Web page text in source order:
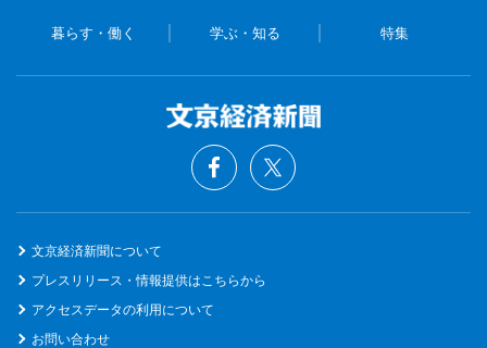
暮らす・働く 学ぶ・知る 特集
文京経済新聞について
プレスリリース・情報提供はこちらから
アクセスデータの利用について
お問い合わせ